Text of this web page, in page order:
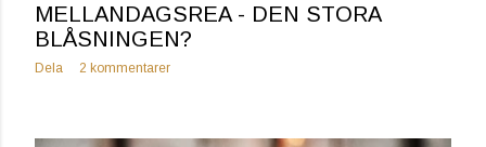
MELLANDAGSREA - DEN STORA
BLÅSNINGEN?
Dela 2 kommentarer